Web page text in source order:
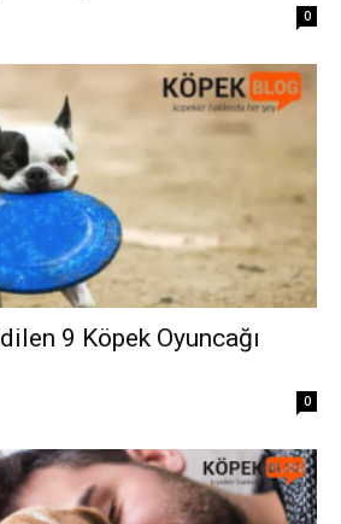
0
9 Köpek Oyuncağı
0